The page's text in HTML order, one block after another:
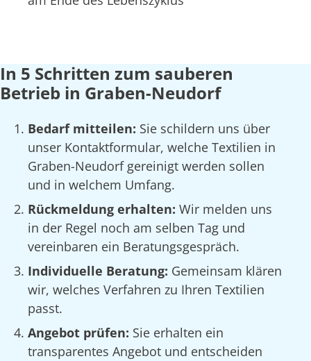
In 5 Schritten zum sauberen
Betrieb in Graben-Neudorf
Bedarf mitteilen: Sie schildern uns über
unser Kontaktformular, welche Textilien in
Graben-Neudorf gereinigt werden sollen
und in welchem Umfang.
Rückmeldung erhalten: Wir melden uns
in der Regel noch am selben Tag und
vereinbaren ein Beratungsgespräch.
Individuelle Beratung: Gemeinsam klären
wir, welches Verfahren zu Ihren Textilien
passt.
Angebot prüfen: Sie erhalten ein
transparentes Angebot und entscheiden